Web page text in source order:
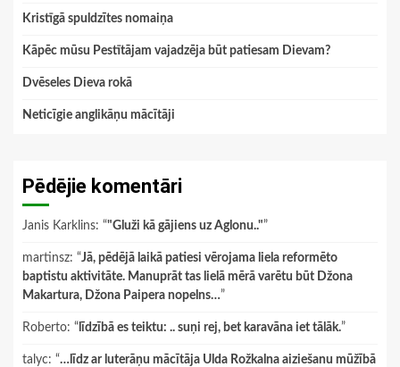
Kristīgā spuldzītes nomaiņa
Kāpēc mūsu Pestītājam vajadzēja būt patiesam Dievam?
Dvēseles Dieva rokā
Neticīgie anglikāņu mācītāji
Pēdējie komentāri
Janis Karklins: “"Gluži kā gājiens uz Aglonu.."”
martinsz: “Jā, pēdējā laikā patiesi vērojama liela reformēto
baptistu aktivitāte. Manuprāt tas lielā mērā varētu būt Džona
Makartura, Džona Paipera nopelns…”
Roberto: “ līdzībā es teiktu: .. suņi rej, bet karavāna iet tālāk.”
talyc: “…līdz ar luterāņu mācītāja Ulda Rožkalna aiziešanu mūžībā